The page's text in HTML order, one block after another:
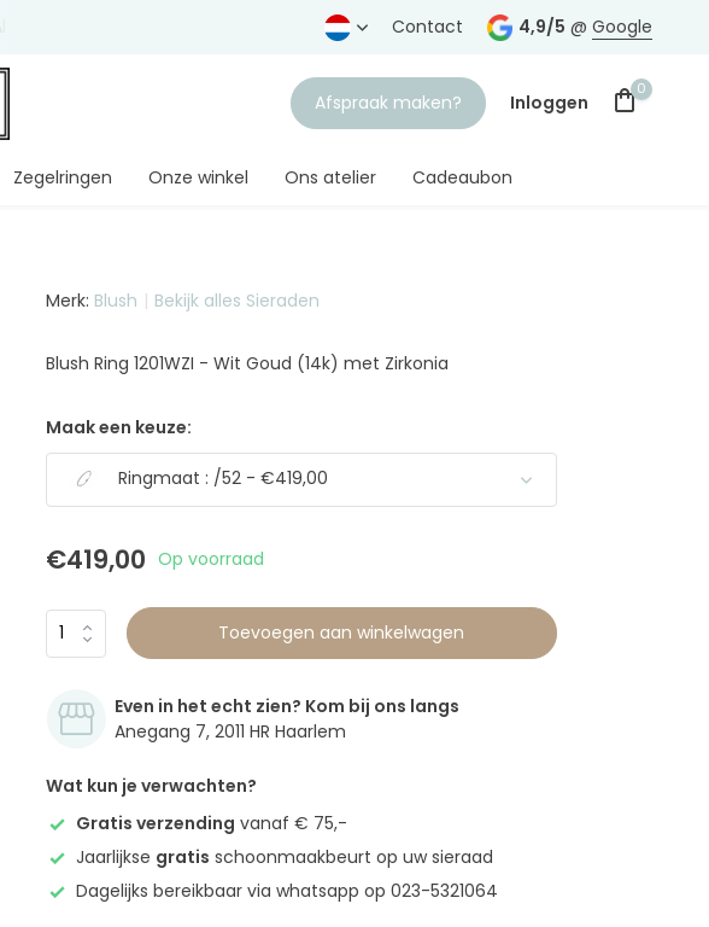
Gratis verzending vanaf € 75,-
Contact 4,9/5 @ Google
Afspraak maken? Inloggen
0
Zegelringen Onze winkel Ons atelier Cadeaubon
Merk: Blush Bekijk alles Sieraden
Blush Ring 1201WZI - Wit Goud (14k) met Zirkonia
Maak een keuze:
Ringmaat : /52 - €419,00
€419,00 Op voorraad
Toevoegen aan winkelwagen
Even in het echt zien? Kom bij ons langs
Anegang 7, 2011 HR Haarlem
Wat kun je verwachten?
Gratis verzending vanaf € 75,-
Jaarlijkse gratis schoonmaakbeurt op uw sieraad
Dagelijks bereikbaar via whatsapp op 023-5321064